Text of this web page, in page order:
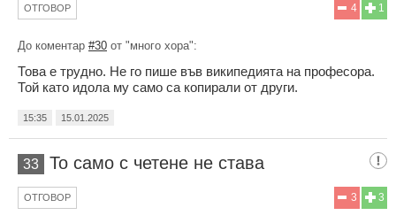
1
4
ОТГОВОР
До коментар #30 от "много хора":
Това е трудно. Не го пише във википедията на професора.
Той като идола му само са копирали от други.
15:35 15.01.2025
33 То само с четене не става
3
3
ОТГОВОР